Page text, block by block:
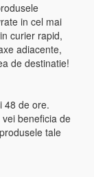
in cel mai
curier rapid,
adiacente,
de destinatie!
48 de ore.
beneficia de
tale